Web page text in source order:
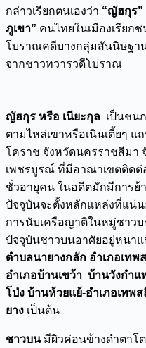
กล่าวเรียกตนเองว่า “ญัฮกุร”
ภูเขา” คนไทยในเมืองเรียก
โบราณคดีบางกลุ่มสันนิษฐา
จากชาวทวารวดีโบราณ
ญัฮกุร หรือ เนียะกุล เป็นชน
ตามไหล่เขาหรือเนินเตี้ยๆ
โคราช จังหวัดนครราชสีมา
เพชรบูรณ์ ที่มีอาณาเขตติดต่
ชั่วอายุคน ในอดีตมักมีการย้
ปัจจุบันจะตั้งหลักแหล่งที่แน่น
การนับเครือญาติในหมู่ชาว
ปัจจุบันชาวบนอาศัยอยู่หนา
ตำบลนายางกลัก อำเภอเท
อำเภอบ้านเขว้า บ้านวังกำแ
โป่ง บ้านห้วยแย้-อำเภอเทพ
ยาง เป็นต้น
ชาวบนมีผิวค่อนข้างดำตาโ